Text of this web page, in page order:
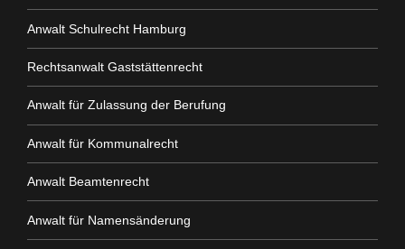
Anwalt Schulrecht Hamburg
Rechtsanwalt Gaststättenrecht
Anwalt für Zulassung der Berufung
Anwalt für Kommunalrecht
Anwalt Beamtenrecht
Anwalt für Namensänderung